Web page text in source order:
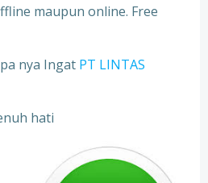
maupun online. Free
nya Ingat PT LINTAS
hati